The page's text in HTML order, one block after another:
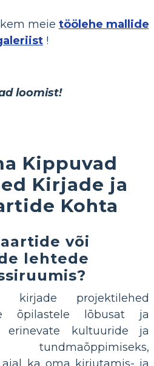
meie töölehe mallide
!
loomist!
Kippuvad
Kirjade ja
Kohta
või
lehtede
kirjade projektilehed
õpilastele lõbusat ja
erinevate kultuuride ja